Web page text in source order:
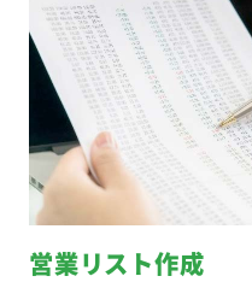
営業リスト作成